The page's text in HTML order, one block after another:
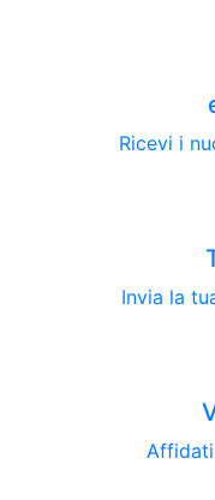
Ricevi i
Invia la